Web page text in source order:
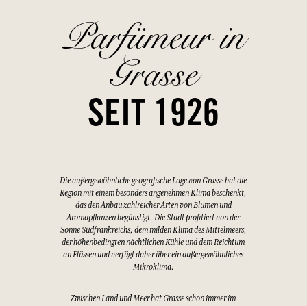
Parfümeur in
Grasse
SEIT 1926
Die außergewöhnliche geografische Lage von Grasse hat die
Region mit einem besonders angenehmen Klima beschenkt,
das den Anbau zahlreicher Arten von Blumen und
Aromapflanzen begünstigt. Die Stadt profitiert von der
Sonne Südfrankreichs, dem milden Klima des Mittelmeers,
der höhenbedingten nächtlichen Kühle und dem Reichtum
an Flüssen und verfügt daher über ein außergewöhnliches
Mikroklima.
Zwischen Land und Meer hat Grasse schon immer im